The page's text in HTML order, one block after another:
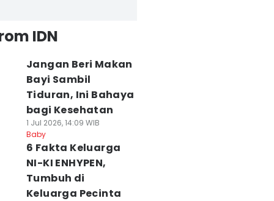
IDN
Jangan Beri Makan
Bayi Sambil
Tiduran, Ini Bahaya
bagi Kesehatan
1 Jul 2026, 14:09 WIB
Baby
6 Fakta Keluarga
NI-KI ENHYPEN,
Tumbuh di
Keluarga Pecinta